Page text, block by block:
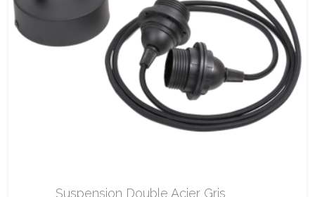
Suspension Double Acier Gris